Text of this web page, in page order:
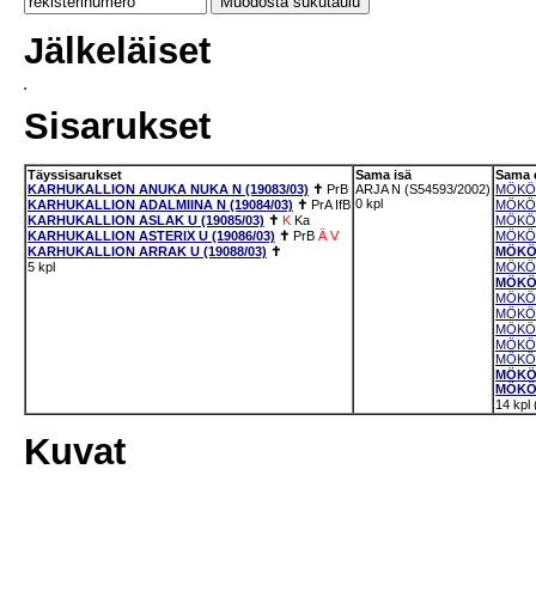
Jälkeläiset
Sisarukset
Täyssisarukset
KARHUKALLION ANUKA NUKA N (19083/03) ✝ PrB
KARHUKALLION ADALMIINA N (19084/03) ✝ PrA IfB
KARHUKALLION ASLAK U (19085/03) ✝ K Ka
KARHUKALLION ASTERIX U (19086/03) ✝ PrB Ä V
KARHUKALLION ARRAK U (19088/03) ✝
5 kpl
Sama isä
ARJA N (S54593/2002)
0 kpl
Sama
14 kpl
Kuvat